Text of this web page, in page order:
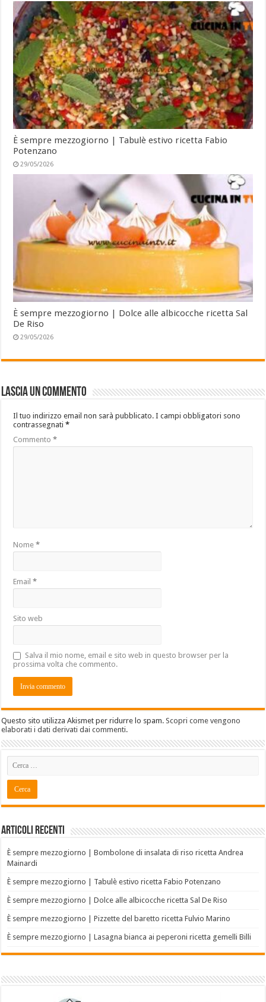
È sempre mezzogiorno | Tabulè estivo ricetta Fabio
Potenzano
29/05/2026
È sempre mezzogiorno | Dolce alle albicocche ricetta Sal
De Riso
29/05/2026
Lascia un commento
Il tuo indirizzo email non sarà pubblicato. I campi obbligatori sono
contrassegnati*
Commento*
Nome*
Email*
Sito web
Salva il mio nome, email e sito web in questo browser per la
prossima volta che commento.
Questo sito utilizza Akismet per ridurre lo spam.Scopri come vengono
elaborati i dati derivati dai commenti.
Articoli recenti
È sempre mezzogiorno | Bombolone di insalata di riso ricetta Andrea
Mainardi
È sempre mezzogiorno | Tabulè estivo ricetta Fabio Potenzano
È sempre mezzogiorno | Dolce alle albicocche ricetta Sal De Riso
È sempre mezzogiorno | Pizzette del baretto ricetta Fulvio Marino
È sempre mezzogiorno | Lasagna bianca ai peperoni ricetta gemelli Billi